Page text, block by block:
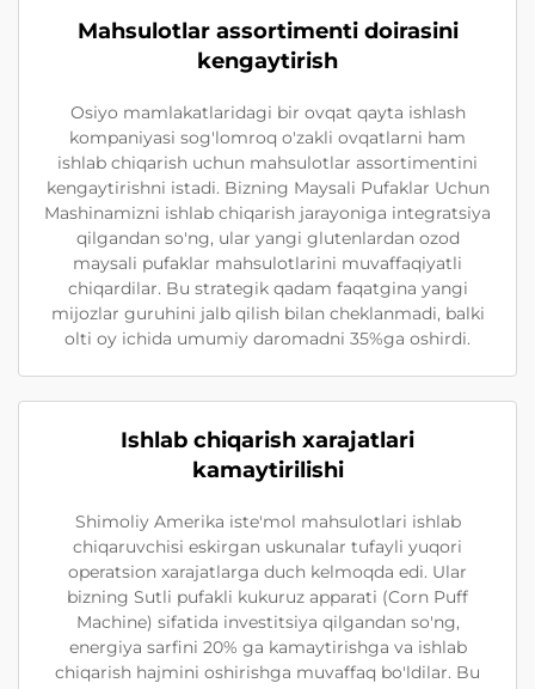
Mahsulotlar assortimenti doirasini
kengaytirish
Osiyo mamlakatlaridagi bir ovqat qayta ishlash
kompaniyasi sog'lomroq o'zakli ovqatlarni ham
ishlab chiqarish uchun mahsulotlar assortimentini
kengaytirishni istadi. Bizning Maysali Pufaklar Uchun
Mashinamizni ishlab chiqarish jarayoniga integratsiya
qilgandan so'ng, ular yangi glutenlardan ozod
maysali pufaklar mahsulotlarini muvaffaqiyatli
chiqardilar. Bu strategik qadam faqatgina yangi
mijozlar guruhini jalb qilish bilan cheklanmadi, balki
olti oy ichida umumiy daromadni 35%ga oshirdi.
Ishlab chiqarish xarajatlari
kamaytirilishi
Shimoliy Amerika iste'mol mahsulotlari ishlab
chiqaruvchisi eskirgan uskunalar tufayli yuqori
operatsion xarajatlarga duch kelmoqda edi. Ular
bizning Sutli pufakli kukuruz apparati (Corn Puff
Machine) sifatida investitsiya qilgandan so'ng,
energiya sarfini 20% ga kamaytirishga va ishlab
chiqarish hajmini oshirishga muvaffaq bo'ldilar. Bu